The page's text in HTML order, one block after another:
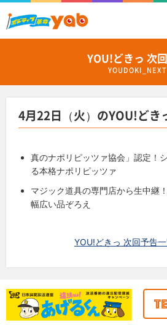
YOU!どきっ 次
YOUDOKI_NEXT
4月22日（火）のYOU!どき
真のナポリピッツァ協会」認定！
る本格ナポリピッツァ
マジック道具の専門店から生中継
幅広い品ぞろえ
YOU!どきっ 次回予告